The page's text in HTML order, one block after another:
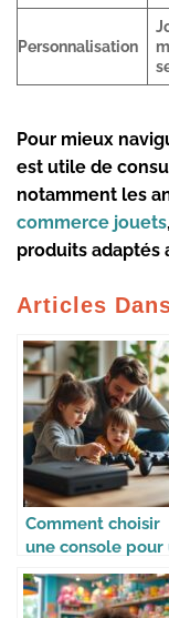
Personnalisation
Pour mieux
est utile de
notamment les
commerce jouets
produits adaptés
Articles
Comment choisir
une console pour
enfant ?